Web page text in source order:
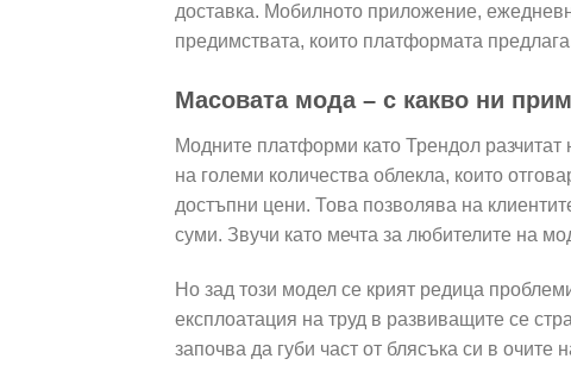
доставка. Мобилното приложение,
предимствата, които платформата
Масовата мода – с какво ни
Модните платформи като Трендол разчитат
на големи количества облекла, които
достъпни цени. Това позволява на
суми. Звучи като мечта за любителите на
Но зад този модел се крият редица
експлоатация на труд в развиващите се
започва да губи част от блясъка си в очите